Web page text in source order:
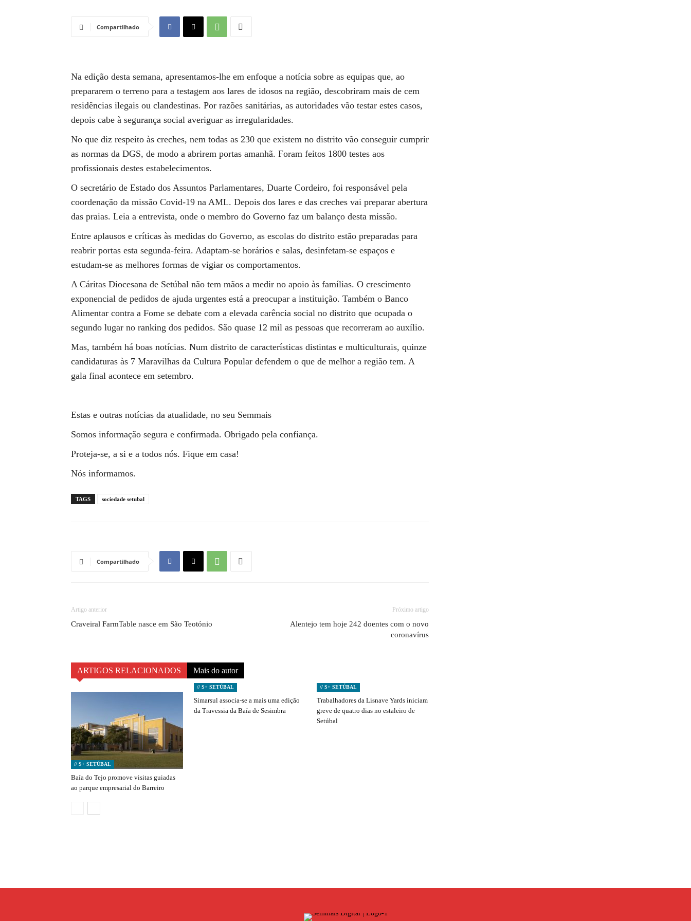
Compartilhado
Na edição desta semana, apresentamos-lhe em enfoque a notícia sobre as equipas que, ao
prepararem o terreno para a testagem aos lares de idosos na região, descobriram mais de cem
residências ilegais ou clandestinas. Por razões sanitárias, as autoridades vão testar estes casos,
depois cabe à segurança social averiguar as irregularidades.
No que diz respeito às creches, nem todas as 230 que existem no distrito vão conseguir cumprir
as normas da DGS, de modo a abrirem portas amanhã. Foram feitos 1800 testes aos
profissionais destes estabelecimentos.
O secretário de Estado dos Assuntos Parlamentares, Duarte Cordeiro, foi responsável pela
coordenação da missão Covid-19 na AML. Depois dos lares e das creches vai preparar abertura
das praias. Leia a entrevista, onde o membro do Governo faz um balanço desta missão.
Entre aplausos e críticas às medidas do Governo, as escolas do distrito estão preparadas para
reabrir portas esta segunda-feira. Adaptam-se horários e salas, desinfetam-se espaços e
estudam-se as melhores formas de vigiar os comportamentos.
A Cáritas Diocesana de Setúbal não tem mãos a medir no apoio às famílias. O crescimento
exponencial de pedidos de ajuda urgentes está a preocupar a instituição. Também o Banco
Alimentar contra a Fome se debate com a elevada carência social no distrito que ocupada o
segundo lugar no ranking dos pedidos. São quase 12 mil as pessoas que recorreram ao auxílio.
Mas, também há boas notícias. Num distrito de características distintas e multiculturais, quinze
candidaturas às 7 Maravilhas da Cultura Popular defendem o que de melhor a região tem. A
gala final acontece em setembro.
Estas e outras notícias da atualidade, no seu Semmais
Somos informação segura e confirmada. Obrigado pela confiança.
Proteja-se, a si e a todos nós. Fique em casa!
Nós informamos.
TAGS sociedade setubal
Compartilhado
Artigo anterior
Craveiral FarmTable nasce em São Teotónio
Próximo artigo
Alentejo tem hoje 242 doentes com o novo
coronavírus
ARTIGOS RELACIONADOS Mais do autor
// S+ SETÚBAL
Baía do Tejo promove visitas guiadas
ao parque empresarial do Barreiro
// S+ SETÚBAL
Simarsul associa-se a mais uma edição
da Travessia da Baía de Sesimbra
// S+ SETÚBAL
Trabalhadores da Lisnave Yards iniciam
greve de quatro dias no estaleiro de
Setúbal